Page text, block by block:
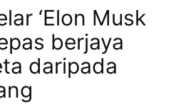
‘Elon Musk
berjaya
daripada